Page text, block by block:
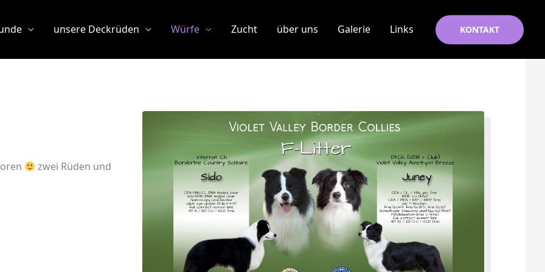
unsere Deckrüden Würfe Zucht über uns Galerie Links KONTAKT
zwei Rüden und